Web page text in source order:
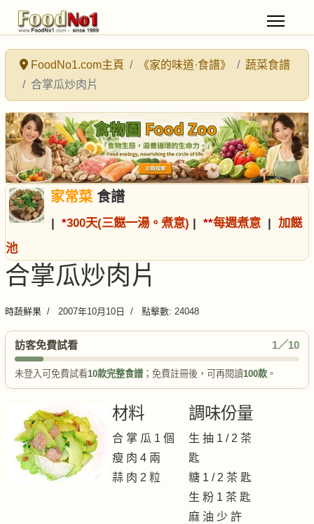
FoodNo1.com主頁 《家的味道·食譜》
蔬菜食譜
合掌瓜炒肉片
家常菜食譜
| *300天(三餸一湯。煮意) | **每週煮意 | 加餸
池
合掌瓜炒肉片
時蔬鮮果 2007年10月10日 點擊數: 24048
訪客免費試看 1／10
未登入可免費試看10款完整食譜 ；免費註冊後，可再閱讀100款 。
材料
合 掌 瓜 1 個
瘦 肉 4 兩
蒜 肉 2 粒
調味份量
生 抽 1 / 2 茶
匙
糖 1 / 2 茶 匙
生 粉 1 茶 匙
麻 油 少 許